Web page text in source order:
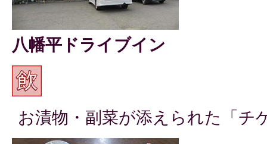
八幡平ドライブイン
お漬物・副菜が添えられた「チ